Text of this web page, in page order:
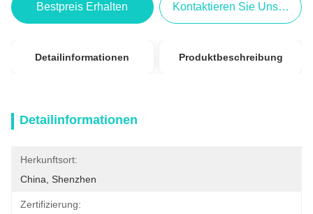
Bestpreis Erhalten Kontaktieren Sie Uns Jetzt
Detailinformationen Produktbeschreibung
Detailinformationen
Herkunftsort:
China, Shenzhen
Zertifizierung: